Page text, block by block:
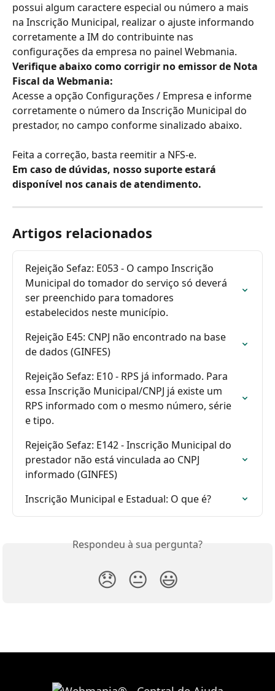
possui algum caractere especial ou número a mais
na Inscrição Municipal, realizar o ajuste informando
corretamente a IM do contribuinte nas
configurações da empresa no painel Webmania.
Verifique abaixo como corrigir no emissor de Nota
Fiscal da Webmania:
Acesse a opção Configurações / Empresa e informe
corretamente o número da Inscrição Municipal do
prestador, no campo conforme sinalizado abaixo.
Feita a correção, basta reemitir a NFS-e.
Em caso de dúvidas, nosso suporte estará
disponível nos canais de atendimento.
Artigos relacionados
Rejeição Sefaz: E053 - O campo Inscrição
Municipal do tomador do serviço só deverá
ser preenchido para tomadores
estabelecidos neste município.
Rejeição E45: CNPJ não encontrado na base
de dados (GINFES)
Rejeição Sefaz: E10 - RPS já informado. Para
essa Inscrição Municipal/CNPJ já existe um
RPS informado com o mesmo número, série
e tipo.
Rejeição Sefaz: E142 - Inscrição Municipal do
prestador não está vinculada ao CNPJ
informado (GINFES)
Inscrição Municipal e Estadual: O que é?
Respondeu à sua pergunta?
😞 😐 😃